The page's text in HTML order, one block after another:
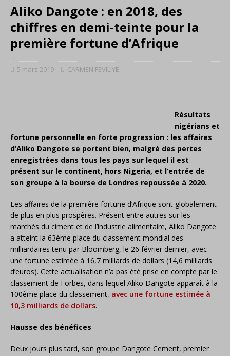
Aliko Dangote : en 2018, des
chiffres en demi-teinte pour la
première fortune d’Afrique
5 mars 2019 CARMEN FEVILIYE
Résultats
nigérians et
fortune personnelle en forte progression : les affaires
d’Aliko Dangote se portent bien, malgré des pertes
enregistrées dans tous les pays sur lequel il est
présent sur le continent, hors Nigeria, et l’entrée de
son groupe à la bourse de Londres repoussée à 2020.
Les affaires de la première fortune d’Afrique sont globalement
de plus en plus prospères. Présent entre autres sur les
marchés du ciment et de l’industrie alimentaire, Aliko Dangote
a atteint la 63ème place du classement mondial des
milliardaires tenu par Bloomberg, le 26 février dernier, avec
une fortune estimée à 16,7 milliards de dollars (14,6 milliards
d’euros). Cette actualisation n’a pas été prise en compte par le
classement de Forbes, dans lequel Aliko Dangote apparaît à la
100ème place du classement, avec une fortune estimée à
10,3 milliards de dollars.
Hausse des bénéfices
Deux jours plus tard, son groupe Dangote Cement, premier